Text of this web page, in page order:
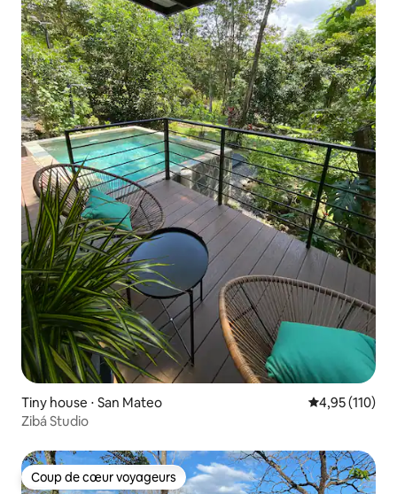
Tiny house ⋅ San Mateo Évaluation
4,95 (110)
Zibá Studio
Coup de cœur voyageurs
Coup de cœur voyageurs